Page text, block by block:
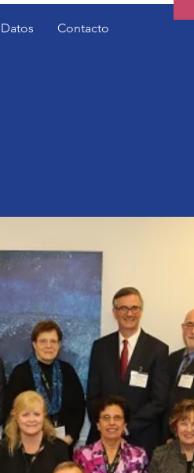
Datos Contacto